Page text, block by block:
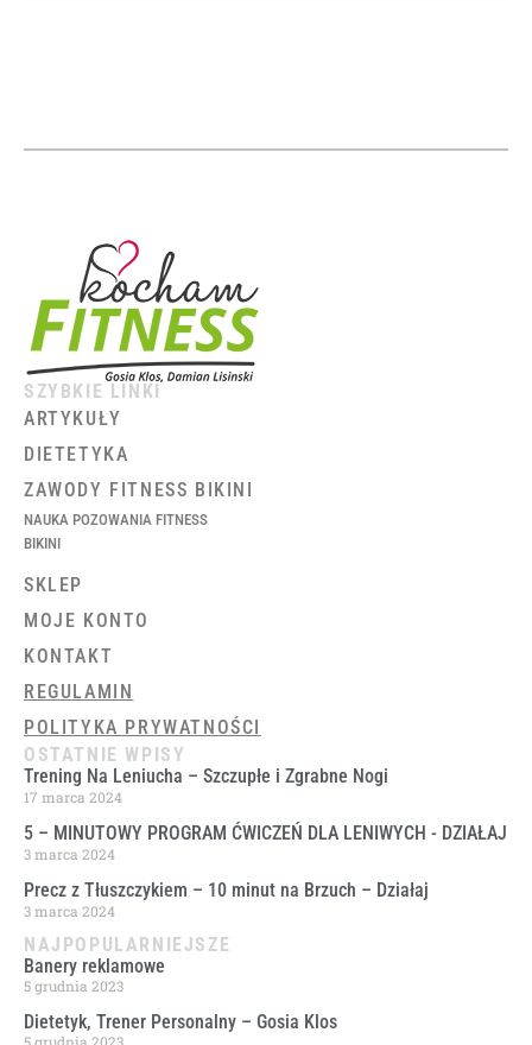
SZYBKIE LINKI
ARTYKUŁY
DIETETYKA
ZAWODY FITNESS BIKINI
NAUKA POZOWANIA FITNESS
BIKINI
SKLEP
MOJE KONTO
KONTAKT
REGULAMIN
POLITYKA PRYWATNOŚCI
OSTATNIE WPISY
Trening Na Leniucha – Szczupłe i Zgrabne Nogi
17 marca 2024
5 – MINUTOWY PROGRAM ĆWICZEŃ DLA LENIWYCH ​- DZIAŁAJ
3 marca 2024
Precz z Tłuszczykiem – 10 minut na Brzuch – Działaj
3 marca 2024
NAJPOPULARNIEJSZE
Banery reklamowe
5 grudnia 2023
Dietetyk, Trener Personalny – Gosia Klos